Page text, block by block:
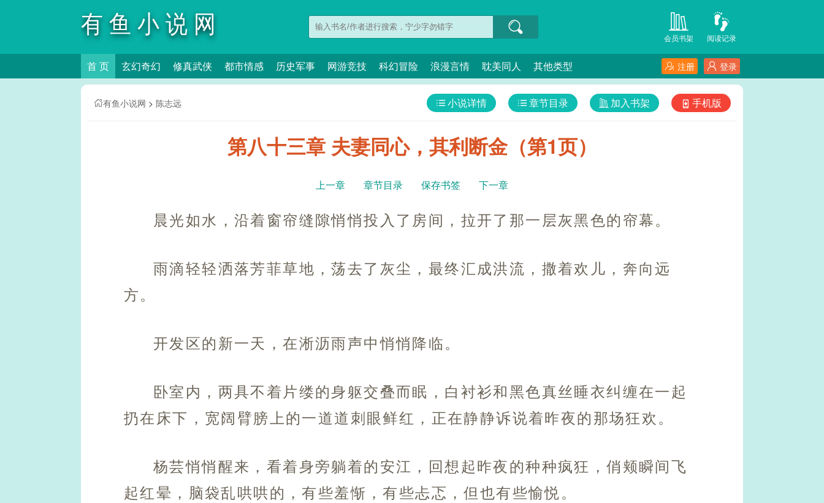
有鱼小说网 阅读记录
会员书架
首 页 玄幻奇幻 修真武侠 都市情感 历史军事 网游竞技 科幻冒险 浪漫言情 耽美同人 其他类型 登录
注册
有鱼小说网 > 陈志远 手机版
加入书架
章节目录
小说详情
第八十三章 夫妻同心，其利断金（第1页）
上一章 章节目录 保存书签 下一章
晨光如水，沿着窗帘缝隙悄悄投入了房间，拉开了那一层灰黑色的帘幕。
雨滴轻轻洒落芳菲草地，荡去了灰尘，最终汇成洪流，撒着欢儿，奔向远
方。
开发区的新一天，在淅沥雨声中悄悄降临。
卧室内，两具不着片缕的身躯交叠而眠，白衬衫和黑色真丝睡衣纠缠在一起
扔在床下，宽阔臂膀上的一道道刺眼鲜红，正在静静诉说着昨夜的那场狂欢。
杨芸悄悄醒来，看着身旁躺着的安江，回想起昨夜的种种疯狂，俏颊瞬间飞
起红晕，脑袋乱哄哄的，有些羞惭，有些忐忑，但也有些愉悦。